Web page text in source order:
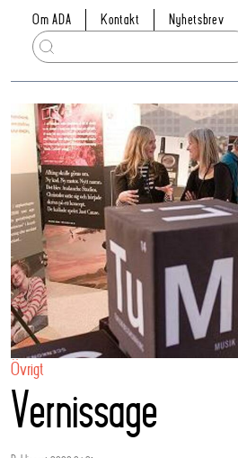
Om ADA Kontakt Nyhetsbrev
Övrigt
Vernissage